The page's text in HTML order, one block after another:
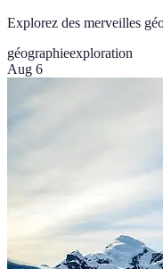
Explorez des merveilles
géographieexploration
Aug 6